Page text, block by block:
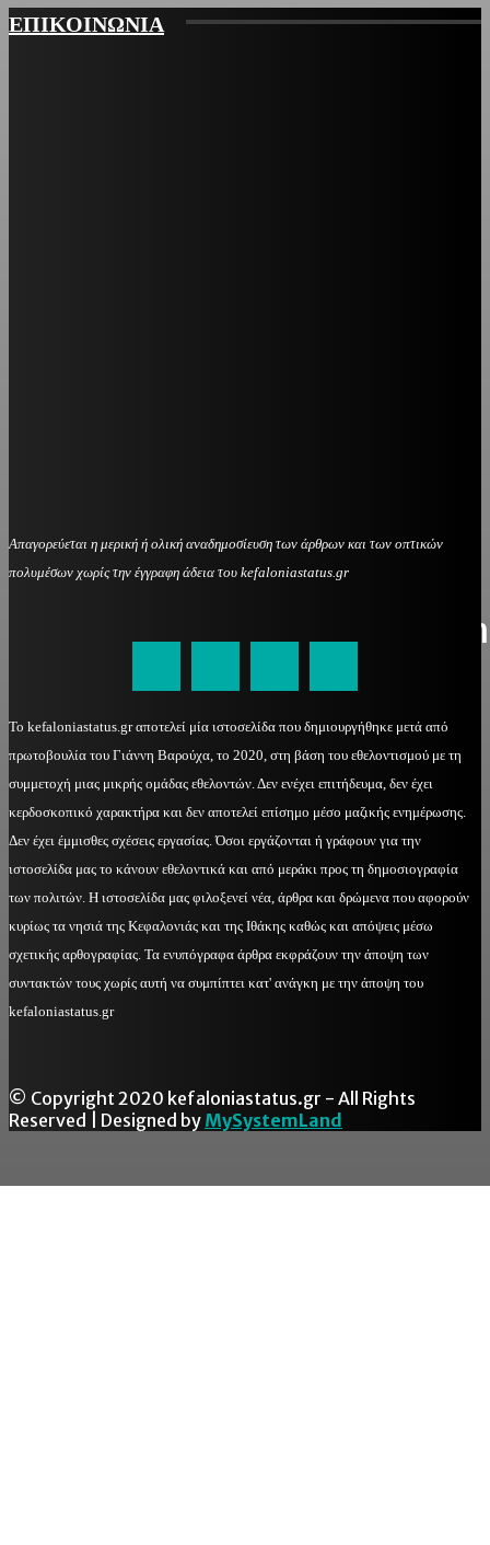
ΕΠΙΚΟΙΝΩΝΙΑ
Απαγορεύεται η μερική ή ολική αναδημοσίευση των άρθρων και των οπτικών
πολυμέσων χωρίς την έγγραφη άδεια του kefaloniastatus.gr
kefaloniastatus@gmail.com
Το kefaloniastatus.gr αποτελεί μία ιστοσελίδα που δημιουργήθηκε μετά από
πρωτοβουλία του Γιάννη Βαρούχα, το 2020, στη βάση του εθελοντισμού με τη
συμμετοχή μιας μικρής ομάδας εθελοντών. Δεν ενέχει επιτήδευμα, δεν έχει
κερδοσκοπικό χαρακτήρα και δεν αποτελεί επίσημο μέσο μαζικής ενημέρωσης.
Δεν έχει έμμισθες σχέσεις εργασίας. Όσοι εργάζονται ή γράφουν για την
ιστοσελίδα μας το κάνουν εθελοντικά και από μεράκι προς τη δημοσιογραφία
των πολιτών. Η ιστοσελίδα μας φιλοξενεί νέα, άρθρα και δρώμενα που αφορούν
κυρίως τα νησιά της Κεφαλονιάς και της Ιθάκης καθώς και απόψεις μέσω
σχετικής αρθογραφίας. Τα ενυπόγραφα άρθρα εκφράζουν την άποψη των
συντακτών τους χωρίς αυτή να συμπίπτει κατ' ανάγκη με την άποψη του
kefaloniastatus.gr
© Copyright 2020 kefaloniastatus.gr - All Rights
Reserved | Designed by MySystemLand